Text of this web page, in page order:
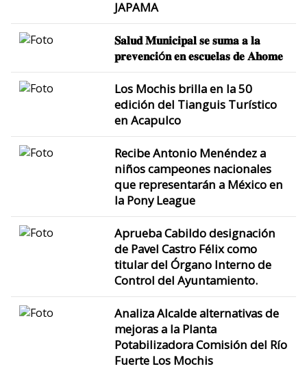
JAPAMA
𝐒𝐚𝐥𝐮𝐝 𝐌𝐮𝐧𝐢𝐜𝐢𝐩𝐚𝐥 𝐬𝐞 𝐬𝐮𝐦𝐚 𝐚 𝐥𝐚
𝐩𝐫𝐞𝐯𝐞𝐧𝐜𝐢ó𝐧 𝐞𝐧 𝐞𝐬𝐜𝐮𝐞𝐥𝐚𝐬 𝐝𝐞 𝐀𝐡𝐨𝐦𝐞
Los Mochis brilla en la 50
edición del Tianguis Turístico
en Acapulco
Recibe Antonio Menéndez a
niños campeones nacionales
que representarán a México en
la Pony League
Aprueba Cabildo designación
de Pavel Castro Félix como
titular del Órgano Interno de
Control del Ayuntamiento.
Analiza Alcalde alternativas de
mejoras a la Planta
Potabilizadora Comisión del Río
Fuerte Los Mochis